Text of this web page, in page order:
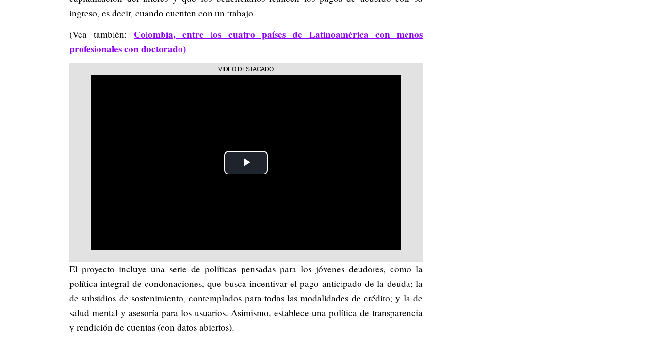
ingreso, es decir, cuando cuenten con un trabajo.
(Vea también: Colombia, entre los cuatro países de Latinoamérica con menos
profesionales con doctorado)
Play
El proyecto incluye una serie de políticas pensadas para los jóvenes deudores, como la
política integral de condonaciones, que busca incentivar el pago anticipado de la deuda; la
de subsidios de sostenimiento, contemplados para todas las modalidades de crédito; y la de
salud mental y asesoría para los usuarios. Asimismo, establece una política de transparencia
y rendición de cuentas (con datos abiertos).